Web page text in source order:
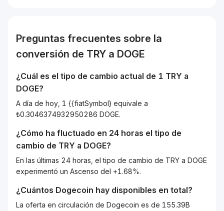
Preguntas frecuentes sobre la
conversión de TRY a DOGE
¿Cuál es el tipo de cambio actual de 1 TRY a
DOGE?
A día de hoy, 1 {{fiatSymbol} equivale a
₺0.3046374932950286 DOGE.
¿Cómo ha fluctuado en 24 horas el tipo de
cambio de TRY a DOGE?
En las últimas 24 horas, el tipo de cambio de TRY a DOGE
experimentó un Ascenso del +1.68%.
¿Cuántos Dogecoin hay disponibles en total?
La oferta en circulación de Dogecoin es de 155.39B